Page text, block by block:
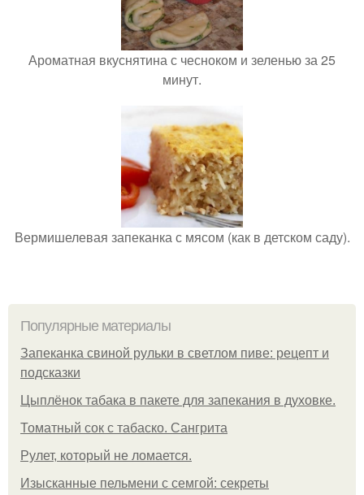
Ароматная вкуснятина с чесноком и зеленью за 25
минут.
Вермишелевая запеканка с мясом (как в детском саду).
Популярные материалы
Запеканка свиной рульки в светлом пиве: рецепт и
подсказки
Цыплёнок табака в пакете для запекания в духовке.
Томатный сок с табаско. Сангрита
Рулет, который не ломается.
Изысканные пельмени с семгой: секреты